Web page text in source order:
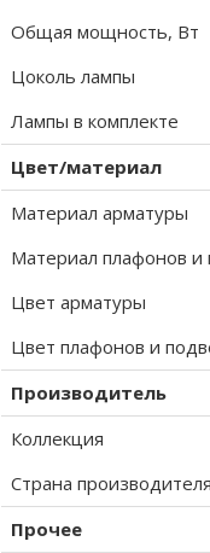
Общая мощность, Вт
Цоколь лампы
Лампы в комплекте
Цвет/материал
Материал арматуры
Материал плафонов и
Цвет арматуры
Цвет плафонов и
Производитель
Коллекция
Страна производителя
Прочее